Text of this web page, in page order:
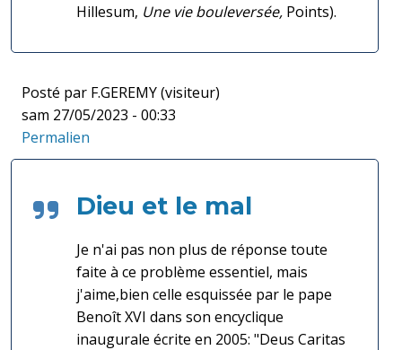
Hillesum, Une vie bouleversée, Points).
Posté par F.GEREMY(visiteur)
sam 27/05/2023 - 00:33
Permalien
Dieu et le mal
Je n'ai pas non plus de réponse toute
faite à ce problème essentiel, mais
j'aime,bien celle esquissée par le pape
Benoît XVI dans son encyclique
inaugurale écrite en 2005: "Deus Caritas